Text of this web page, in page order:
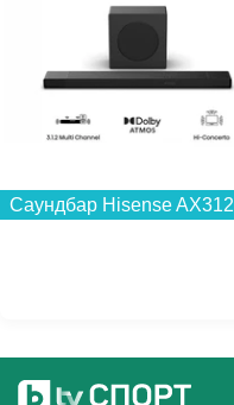
Саундбар Hisense